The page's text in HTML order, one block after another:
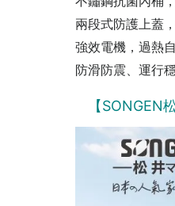
兩段式防護上蓋
強效電機，過熱
防滑防震、運行
【SONGEN